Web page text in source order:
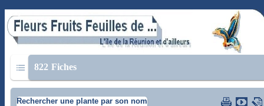
822 Fiches
Rechercher une plante par son nom